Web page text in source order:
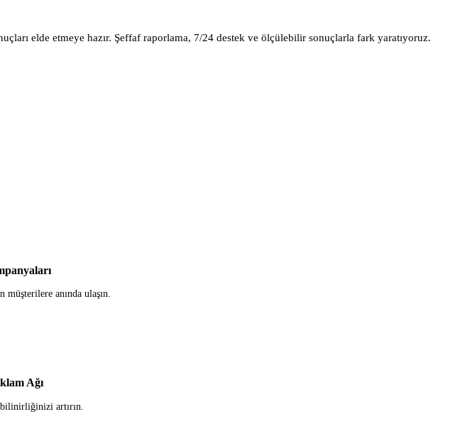
elde etmeye hazır. Şeffaf raporlama, 7/24 destek ve ölçülebilir sonuçlarla fark yaratıyoruz.
anında ulaşın.
Ağı
artırın.